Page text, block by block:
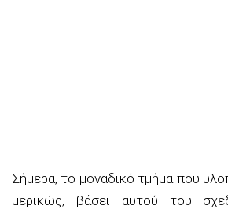
Σήμερα, το μοναδικό τμήμα που
μερικώς, βάσει αυτού του